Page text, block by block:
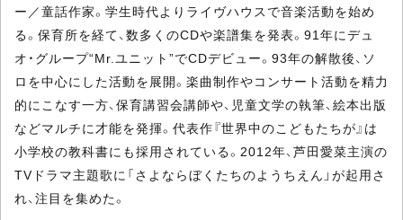
ー／童話作家。学生時代よりライヴハウスで音楽活動を始め
る。保育所を経て、数多くのCDや楽譜集を発表。91年にデュ
オ・グループ“Mr.ユニット”でCDデビュー。93年の解散後、ソ
ロを中心にした活動を展開。楽曲制作やコンサート活動を精力
的にこなす一方、保育講習会講師や、児童文学の執筆、絵本出版
などマルチに才能を発揮。代表作『世界中のこどもたちが』は
小学校の教科書にも採用されている。2012年、芦田愛菜主演の
TVドラマ主題歌に「さよならぼくたちのようちえん」が起用さ
れ、注目を集めた。